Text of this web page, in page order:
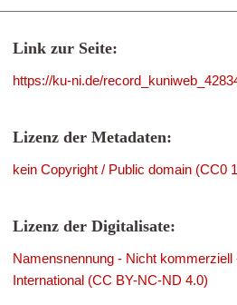
Link zur Seite:
https://ku-ni.de/
Lizenz der Metadaten:
kein Copyright / Public domain (CC0
Lizenz der Digitalisate:
Namensnennung - Nicht kommerziell
International (CC BY-NC-ND 4.0)